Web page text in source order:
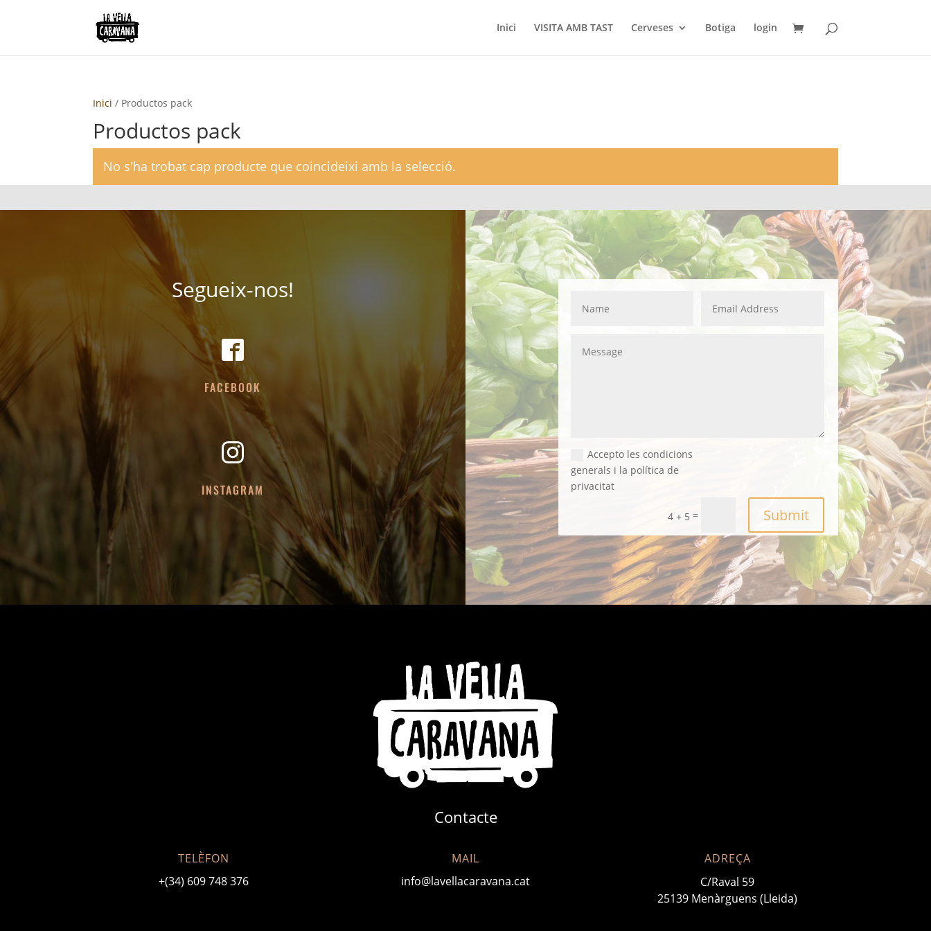
Inici VISITA AMB TAST Cerveses Botiga login
Inici / Productos pack
Productos pack
No s'ha trobat cap producte que coincideixi amb la selecció.
Segueix-nos!
FACEBOOK
INSTAGRAM
Accepto les condicions
generals i la política de
privacitat
4 + 5= Submit
Contacte
TELÈFON
+(34) 609 748 376
MAIL
info@lavellacaravana.cat
ADREÇA
C/Raval 59
25139 Menàrguens (Lleida)